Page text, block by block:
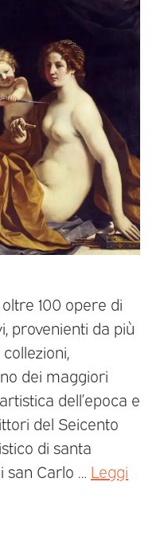
100 opere di
provenienti da più
dei maggiori
dell’epoca e
del Seicento
di santa
san Carlo … Leggi